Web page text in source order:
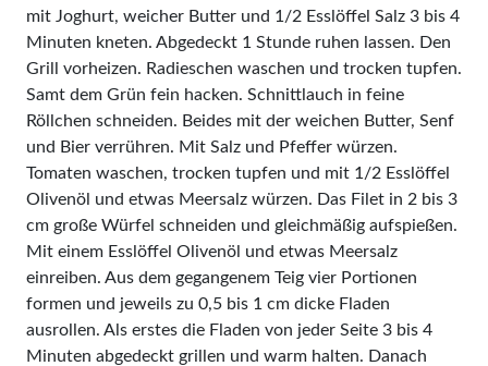
mit Joghurt, weicher Butter und 1/2 Esslöffel Salz 3 bis 4
Minuten kneten. Abgedeckt 1 Stunde ruhen lassen. Den
Grill vorheizen. Radieschen waschen und trocken tupfen.
Samt dem Grün fein hacken. Schnittlauch in feine
Röllchen schneiden. Beides mit der weichen Butter, Senf
und Bier verrühren. Mit Salz und Pfeffer würzen.
Tomaten waschen, trocken tupfen und mit 1/2 Esslöffel
Olivenöl und etwas Meersalz würzen. Das Filet in 2 bis 3
cm große Würfel schneiden und gleichmäßig aufspießen.
Mit einem Esslöffel Olivenöl und etwas Meersalz
einreiben. Aus dem gegangenem Teig vier Portionen
formen und jeweils zu 0,5 bis 1 cm dicke Fladen
ausrollen. Als erstes die Fladen von jeder Seite 3 bis 4
Minuten abgedeckt grillen und warm halten. Danach